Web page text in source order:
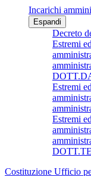
Incarichi
Espandi
Decreto
Estremi
Estremi
Estremi
Costituzione Ufficio